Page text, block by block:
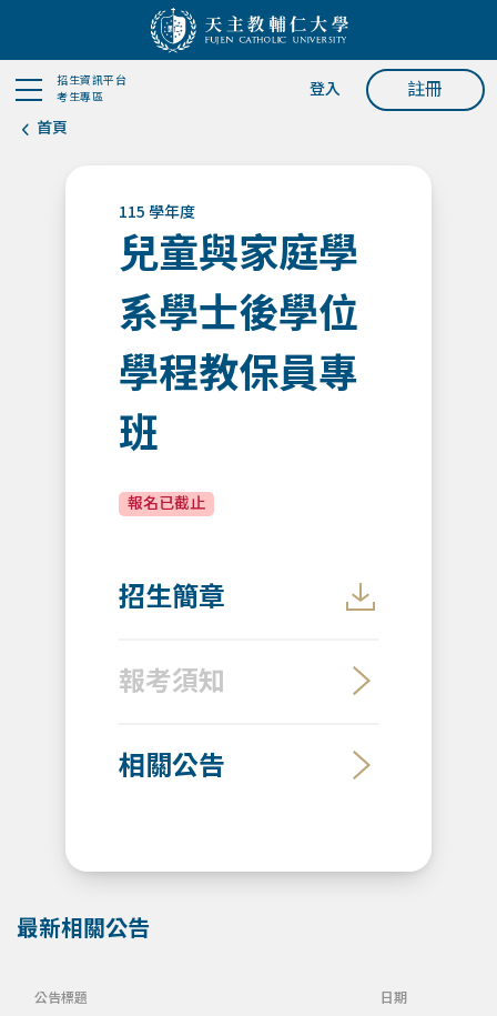
招生資訊平台
考生專區
登入 註冊
首頁
115 學年度
兒童與家庭學
系學士後學位
學程教保員專
班
報名已截止
招生簡章
報考須知
相關公告
最新相關公告
公告標題 日期